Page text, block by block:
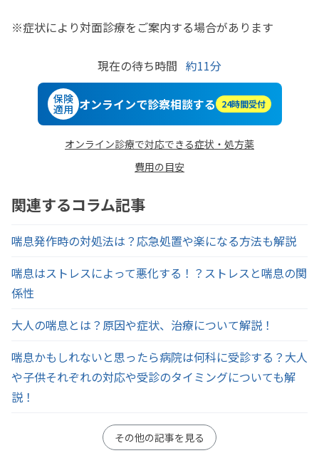
※症状により対面診療をご案内する場合があります
現在の待ち時間 約11分
保険
適用 オンラインで診察相談する 24時間受付
オンライン診療で対応できる症状・処方薬
費用の目安
関連するコラム記事
喘息発作時の対処法は？応急処置や楽になる方法も解説
喘息はストレスによって悪化する！？ストレスと喘息の関
係性
大人の喘息とは？原因や症状、治療について解説！
喘息かもしれないと思ったら病院は何科に受診する？大人
や子供それぞれの対応や受診のタイミングについても解
説！
その他の記事を見る